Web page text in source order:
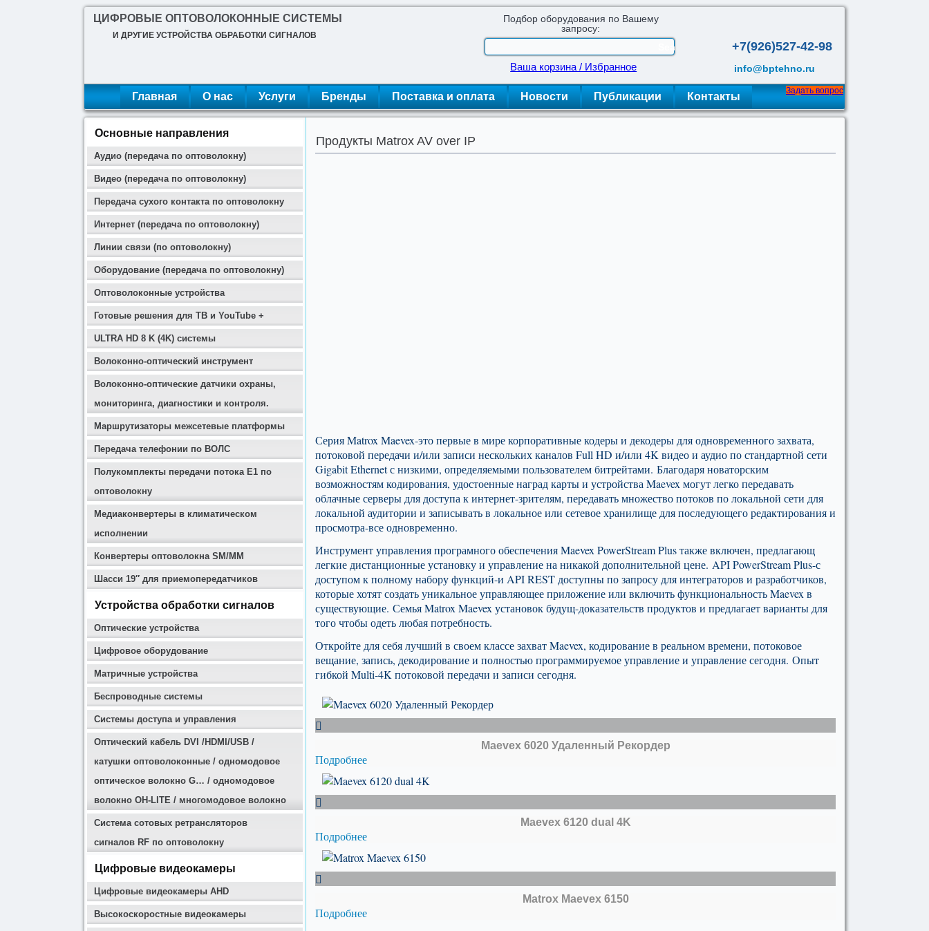
+7(926)527-42-98
info@bptehno.ru
Подбор оборудования по Вашему
запросу:
Ваша корзина / Избранное
ЦИФРОВЫЕ ОПТОВОЛОКОННЫЕ СИСТЕМЫ
И ДРУГИЕ УСТРОЙСТВА ОБРАБОТКИ СИГНАЛОВ
Главная О нас Услуги Бренды Поставка и оплата Новости Публикации Контакты Задать вопрос
Основные направления
Аудио (передача по оптоволокну)
Видео (передача по оптоволокну)
Передача сухого контакта по оптоволокну
Интернет (передача по оптоволокну)
Линии связи (по оптоволокну)
Оборудование (передача по оптоволокну)
Оптоволоконные устройства
Готовые решения для ТВ и YouTube +
ULTRA HD 8 K (4K) системы
Волоконно-оптический инструмент
Волоконно-оптические датчики охраны,
мониторинга, диагностики и контроля.
Маршрутизаторы межсетевые платформы
Передача телефонии по ВОЛС
Полукомплекты передачи потока E1 по
оптоволокну
Медиаконвертеры в климатическом
исполнении
Конвертеры оптоволокна SM/MM
Шасси 19″ для приемопередатчиков
Устройства обработки сигналов
Оптические устройства
Цифровое оборудование
Матричные устройства
Беспроводные системы
Системы доступа и управления
Оптичеcкий кабель DVI /HDMI/USB /
катушки оптоволоконные / одномодовое
оптическое волокно G… / одномодовое
волокно OH-LITE / многомодовое волокно
Система сотовых ретрансляторов
сигналов RF по оптоволокну
Цифровые видеокамеры
Цифровые видеокамеры AHD
Высокоскоростные видеокамеры
Продукты Matrox AV over IP
Серия Matrox Maevex-это первые в мире корпоративные кодеры и декодеры для одновременного захвата,
потоковой передачи и/или записи нескольких каналов Full HD и/или 4K видео и аудио по стандартной сети
Gigabit Ethernet с низкими, определяемыми пользователем битрейтами. Благодаря новаторским
возможностям кодирования, удостоенные наград карты и устройства Maevex могут легко передавать
облачные серверы для доступа к интернет-зрителям, передавать множество потоков по локальной сети для
локальной аудитории и записывать в локальное или сетевое хранилище для последующего редактирования и
просмотра-все одновременно.
Инструмент управления програмного обеспечения Maevex PowerStream Plus также включен, предлагающ
легкие дистанционные установку и управление на никакой дополнительной цене. API PowerStream Plus-с
доступом к полному набору функций-и API REST доступны по запросу для интеграторов и разработчиков,
которые хотят создать уникальное управляющее приложение или включить функциональность Maevex в
существующие. Семья Matrox Maevex установок будущ-доказательств продуктов и предлагает варианты для
того чтобы одеть любая потребность.
Откройте для себя лучший в своем классе захват Maevex, кодирование в реальном времени, потоковое
вещание, запись, декодирование и полностью программируемое управление и управление сегодня. Опыт
гибкой Multi-4K потоковой передачи и записи сегодня.
Maevex 6020 Удаленный Рекордер
Подробнее
Maevex 6120 dual 4K
Подробнее
Matrox Maevex 6150
Подробнее